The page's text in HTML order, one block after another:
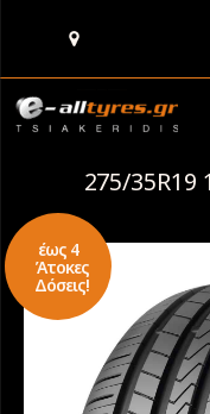
275/35R19
έως 4
Άτοκες
Δόσεις!